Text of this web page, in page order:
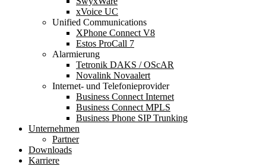
xVoice UC
Unified Communications
XPhone Connect V8
Estos ProCall 7
Alarmierung
Tetronik DAKS / OScAR
Novalink Novaalert
Internet- und Telefonieprovider
Business Connect Internet
Business Connect MPLS
Business Phone SIP Trunking
Unternehmen
Partner
Downloads
Karriere